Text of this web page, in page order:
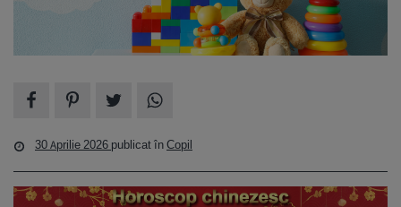
30 Aprilie 2026 publicat înCopil